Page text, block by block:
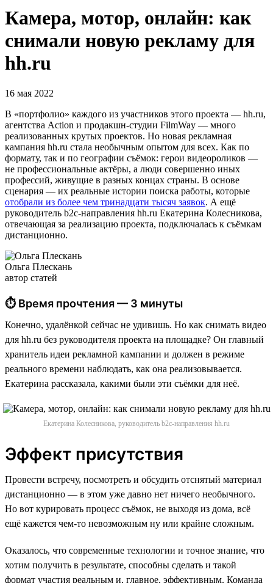
Камера, мотор, онлайн: как
снимали новую рекламу для
hh.ru
16 мая 2022
В «портфолио» каждого из участников этого проекта — hh.ru,
агентства Action и продакшн-студии FilmWay — много
реализованных крутых проектов. Но новая рекламная
кампания hh.ru стала необычным опытом для всех. Как по
формату, так и по географии съёмок: герои видеороликов —
не профессиональные актёры, а люди совершенно иных
профессий, живущие в разных концах страны. В основе
сценария — их реальные истории поиска работы, которые
отобрали из более чем тринадцати тысяч заявок. А ещё
руководитель b2c-направления hh.ru Екатерина Колесникова,
отвечающая за реализацию проекта, подключалась к съёмкам
дистанционно.
Ольга Плескань
автор статей
⏱ Время прочтения — 3 минуты
Конечно, удалёнкой сейчас не удивишь. Но как снимать видео
для hh.ru без руководителя проекта на площадке? Он главный
хранитель идеи рекламной кампании и должен в режиме
реального времени наблюдать, как она реализовывается.
Екатерина рассказала, какими были эти съёмки для неё.
Екатерина Колесникова, руководитель b2c-направления hh.ru
Эффект присутствия
Провести встречу, посмотреть и обсудить отснятый материал
дистанционно — в этом уже давно нет ничего необычного.
Но вот курировать процесс съёмок, не выходя из дома, всё
ещё кажется чем-то невозможным ну или крайне сложным.
Оказалось, что современные технологии и точное знание, что
хотим получить в результате, способны сделать и такой
формат участия реальным и, главное, эффективным. Команда